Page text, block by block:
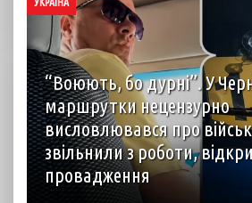
“Воюють, бо дурні”. У
маршрутки нецензурно
висловлювався про
звільнили з роботи,
провадження